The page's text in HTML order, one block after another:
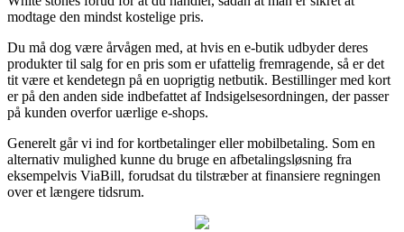
modtage den mindst kostelige pris.
Du må dog være årvågen med, at hvis en e-butik udbyder deres
produkter til salg for en pris som er ufattelig fremragende, så er det
tit være et kendetegn på en uoprigtig netbutik. Bestillinger med kort
er på den anden side indbefattet af Indsigelsesordningen, der passer
på kunden overfor uærlige e-shops.
Generelt går vi ind for kortbetalinger eller mobilbetaling. Som en
alternativ mulighed kunne du bruge en afbetalingsløsning fra
eksempelvis ViaBill, forudsat du tilstræber at finansiere regningen
over et længere tidsrum.